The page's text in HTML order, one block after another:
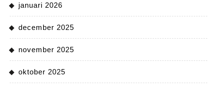
januari 2026
december 2025
november 2025
oktober 2025